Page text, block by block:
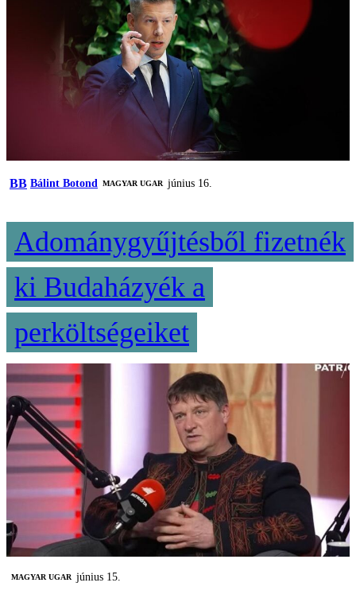
BB Bálint Botond MAGYAR UGAR június 16.
Adománygyűjtésből fizetnék
ki Budaházyék a
perköltségeiket
MAGYAR UGAR június 15.